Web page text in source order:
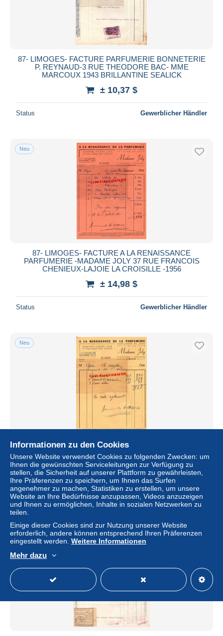
87- LIMOGES- FACTURE PARFUMERIE BONNETERIE
P. REYNAUD-3 RUE THEODORE BAC- MME
MARCOUX 1943 BRILLANTINE SEALICK
± 10,37 $
Status Gewerblicher Händler
Neu
87- LIMOGES- FACTURE A LA RENAISSANCE
PARFUMERIE -MADAME JOLY 37 RUE FRANCOIS
CHENIEUX-LAJOIE LA CROISILLE -1956
± 14,98 $
Status Gewerblicher Händler
Neu
87- LIMOGES- FACTURE A LA RENAISSANCE
PARFUMERIE -MADAME JOLY 37 RUE FRANCOIS
CHENIEUX-LAJOIE LA CROISILLE -1956
± 14,98 $
Status Gewerblicher Händler
Neu
Informationen zu den Cookies
Unsere Website verwendet Cookies zu folgenden Zwecken: um
Ihnen die gewünschten Serviceleitungen zur Verfügung zu
stellen, die Sicherheit auf unserer Plattform zu gewährleisten,
Ihre Präferenzen zu speichern, um Ihnen das Surfen
angenehmer zu machen, Statistiken zu erstellen, um unsere
Website an Ihre Bedürfnisse anzupassen, Videos anzuzeigen
und Ihnen zu ermöglichen, Inhalte in sozialen Netzwerken zu
teilen.
Einige dieser Cookies sind zur Nutzung unserer Website
erforderlich, andere können entsprechend Ihren Präferenzen
eingestellt werden. Weitere Informationen
Mehr dazu